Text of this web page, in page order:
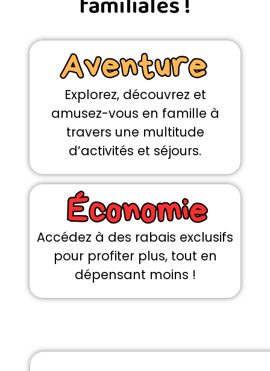
Explorez, découvrez et
amusez-vous en famille à
travers une multitude
d’activités et séjours.
Accédez à des rabais exclusifs
pour profiter plus, tout en
dépensant moins !